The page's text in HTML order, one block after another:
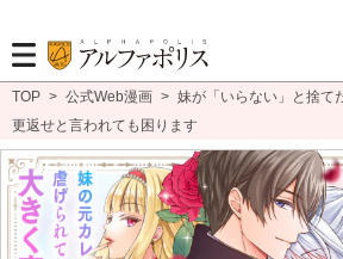
TOP > 公式Web漫画 > 妹が「いらない」と捨て
更返せと言われても困ります